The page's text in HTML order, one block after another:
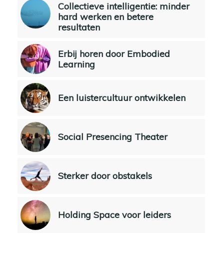
Collectieve intelligentie: minder
hard werken en betere
resultaten
Erbij horen door Embodied
Learning
Een luistercultuur ontwikkelen
Social Presencing Theater
Sterker door obstakels
Holding Space voor leiders